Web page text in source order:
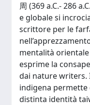
周 (369 a.C.- 286
e globale si
scrittore per le
mentalità
esprime la
dai nature writers.
indigena permette
distinta identità